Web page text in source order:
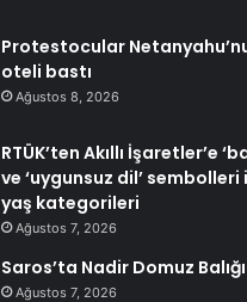
Protestocular
oteli bastı
Ağustos 8, 2026
RTÜK’ten Akıllı İşaretler’e
ve ‘uygunsuz dil’ sembolleri
yaş kategorileri
Ağustos 7, 2026
Saros’ta Nadir Domuz
Ağustos 7, 2026